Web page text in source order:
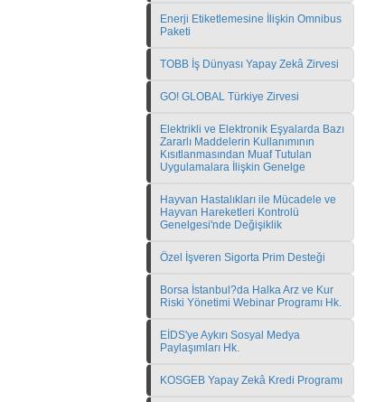
Enerji Etiketlemesine İlişkin Omnibus
Paketi
TOBB İş Dünyası Yapay Zekâ Zirvesi
GO! GLOBAL Türkiye Zirvesi
Elektrikli ve Elektronik Eşyalarda Bazı
Zararlı Maddelerin Kullanımının
Kısıtlanmasından Muaf Tutulan
Uygulamalara İlişkin Genelge
Hayvan Hastalıkları ile Mücadele ve
Hayvan Hareketleri Kontrolü
Genelgesi'nde Değişiklik
Özel İşveren Sigorta Prim Desteği
Borsa İstanbul?da Halka Arz ve Kur
Riski Yönetimi Webinar Programı Hk.
EİDS'ye Aykırı Sosyal Medya
Paylaşımları Hk.
KOSGEB Yapay Zekâ Kredi Programı